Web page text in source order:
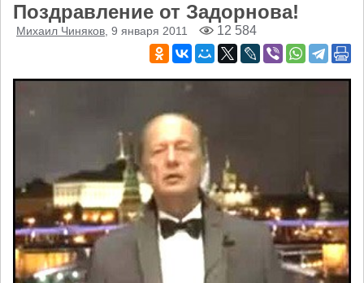
Поздравление от Задорнова!
Михаил Чиняков , 9 января 2011 12 584